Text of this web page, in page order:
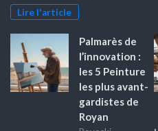
Lire l'article
Palmarès de
l’innovation :
les 5 Peinture
les plus avant-
gardistes de
Royan